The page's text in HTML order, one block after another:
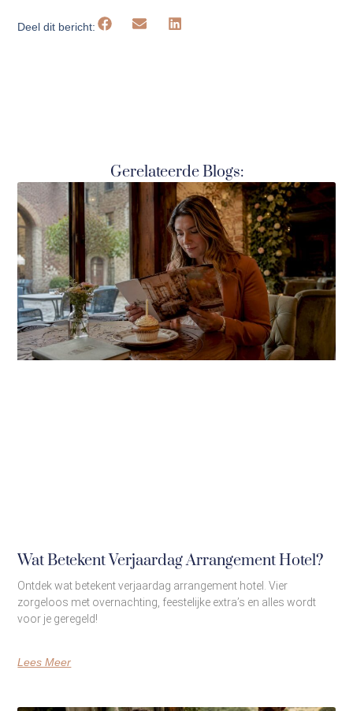
Deel dit bericht:
Gerelateerde Blogs:
Wat Betekent Verjaardag Arrangement Hotel?
Ontdek wat betekent verjaardag arrangement hotel. Vier
zorgeloos met overnachting, feestelijke extra’s en alles wordt
voor je geregeld!
Lees Meer